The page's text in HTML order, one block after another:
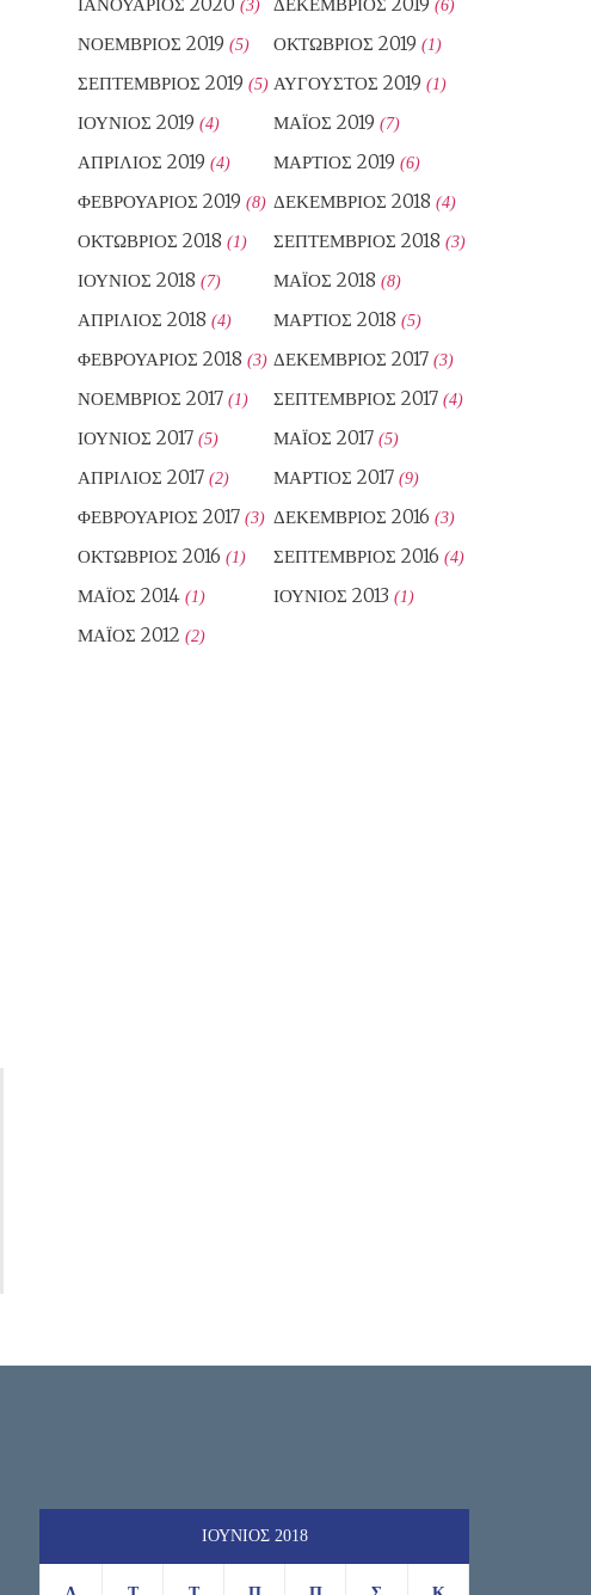
(3) (6)
ΝΟΈΜΒΡΙΟΣ 2019 (5) ΟΚΤΏΒΡΙΟΣ 2019 (1)
ΣΕΠΤΈΜΒΡΙΟΣ 2019 (5) ΑΎΓΟΥΣΤΟΣ 2019 (1)
ΙΟΎΝΙΟΣ 2019 (4) ΜΆΙΟΣ 2019 (7)
ΑΠΡΊΛΙΟΣ 2019 (4) ΜΆΡΤΙΟΣ 2019 (6)
ΦΕΒΡΟΥΆΡΙΟΣ 2019 (8) ΔΕΚΈΜΒΡΙΟΣ 2018 (4)
ΟΚΤΏΒΡΙΟΣ 2018 (1) ΣΕΠΤΈΜΒΡΙΟΣ 2018 (3)
ΙΟΎΝΙΟΣ 2018 (7) ΜΆΙΟΣ 2018 (8)
ΑΠΡΊΛΙΟΣ 2018 (4) ΜΆΡΤΙΟΣ 2018 (5)
ΦΕΒΡΟΥΆΡΙΟΣ 2018 (3) ΔΕΚΈΜΒΡΙΟΣ 2017 (3)
ΝΟΈΜΒΡΙΟΣ 2017 (1) ΣΕΠΤΈΜΒΡΙΟΣ 2017 (4)
ΙΟΎΝΙΟΣ 2017 (5) ΜΆΙΟΣ 2017 (5)
ΑΠΡΊΛΙΟΣ 2017 (2) ΜΆΡΤΙΟΣ 2017 (9)
ΦΕΒΡΟΥΆΡΙΟΣ 2017 (3) ΔΕΚΈΜΒΡΙΟΣ 2016 (3)
ΟΚΤΏΒΡΙΟΣ 2016 (1) ΣΕΠΤΈΜΒΡΙΟΣ 2016 (4)
ΜΆΙΟΣ 2014 (1) ΙΟΎΝΙΟΣ 2013 (1)
ΜΆΙΟΣ 2012 (2)
ΙΟΎΝΙΟΣ 2018